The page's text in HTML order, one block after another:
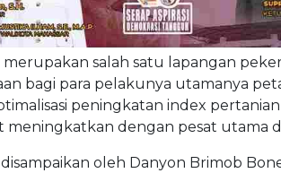
salah satu lapangan
bagi para pelakunya utamanya
peningkatan index
meningkatkan dengan pesat utama
oleh Danyon Brimob